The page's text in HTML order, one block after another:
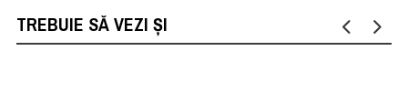
TREBUIE SĂ VEZI ȘI